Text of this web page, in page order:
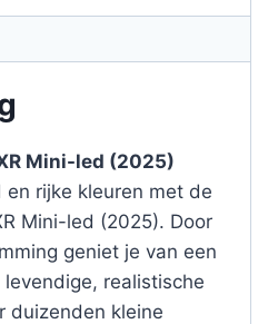
Mini-led (2025)
en rijke kleuren met de
Mini-led (2025). Door
geniet je van een
realistische
duizenden kleine